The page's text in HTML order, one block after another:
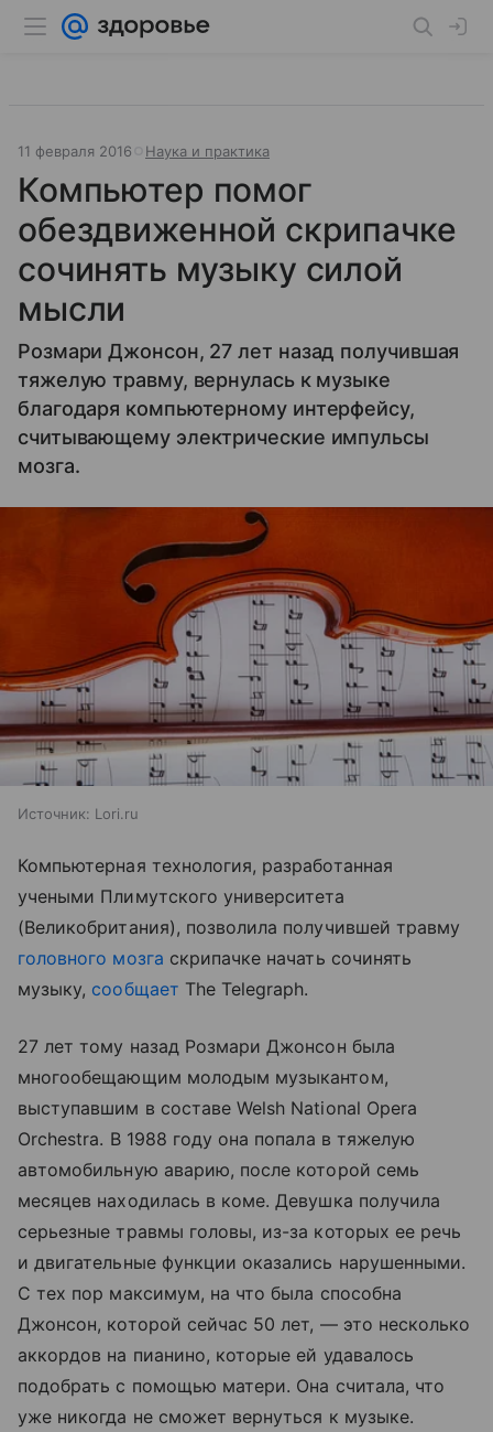
11 февраля 2016 Наука и практика
Компьютер помог
обездвиженной скрипачке
сочинять музыку силой
мысли
Розмари Джонсон, 27 лет назад получившая
тяжелую травму, вернулась к музыке
благодаря компьютерному интерфейсу,
считывающему электрические импульсы
мозга.
Источник: Lori.ru
Компьютерная технология, разработанная
учеными Плимутского университета
(Великобритания), позволила получившей травму
головного мозга скрипачке начать сочинять
музыку, сообщает The Telegraph.
27 лет тому назад Розмари Джонсон была
многообещающим молодым музыкантом,
выступавшим в составе Welsh National Opera
Orchestra. В 1988 году она попала в тяжелую
автомобильную аварию, после которой семь
месяцев находилась в коме. Девушка получила
серьезные травмы головы, из-за которых ее речь
и двигательные функции оказались нарушенными.
С тех пор максимум, на что была способна
Джонсон, которой сейчас 50 лет, — это несколько
аккордов на пианино, которые ей удавалось
подобрать с помощью матери. Она считала, что
уже никогда не сможет вернуться к музыке.